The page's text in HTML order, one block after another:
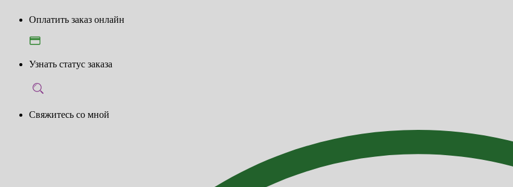
Оплатить заказ онлайн
Узнать статус заказа
Свяжитесь со мной